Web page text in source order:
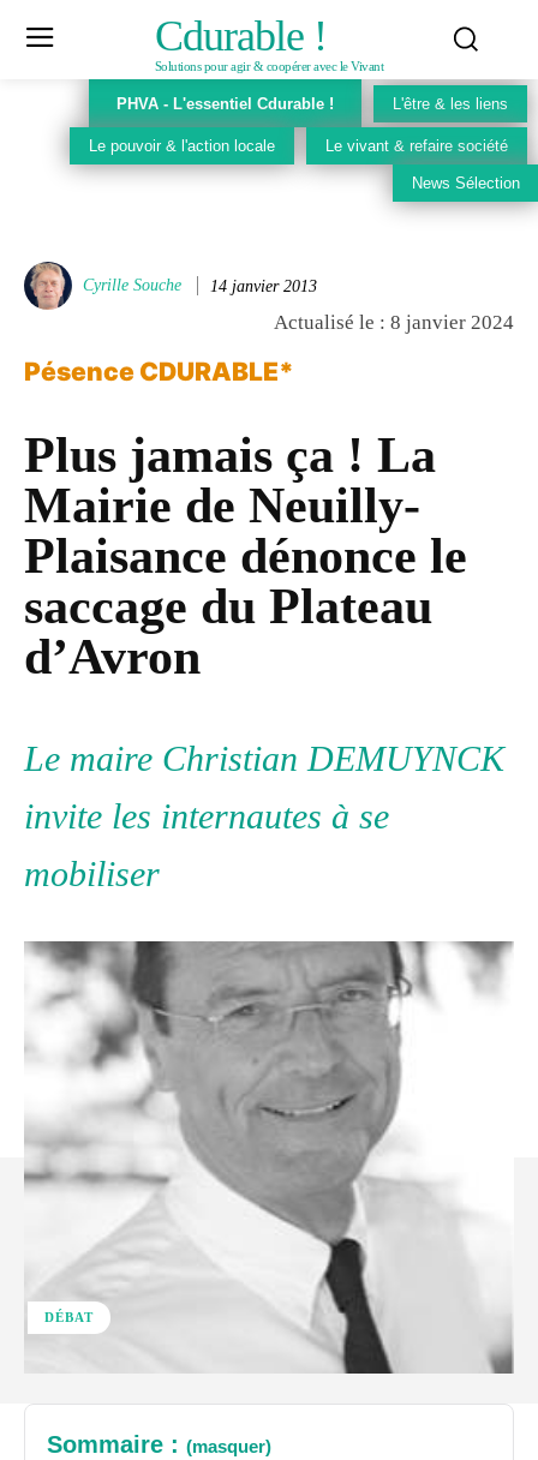
Cdurable !
Solutions pour agir & coopérer avec le Vivant
PHVA - L'essentiel Cdurable ! L'être & les liens
Le pouvoir & l'action locale Le vivant & refaire société
News Sélection
Cyrille Souche 14 janvier 2013
Actualisé le : 8 janvier 2024
Pésence CDURABLE*
Plus jamais ça ! La
Mairie de Neuilly-
Plaisance dénonce le
saccage du Plateau
d’Avron
Le maire Christian DEMUYNCK
invite les internautes à se
mobiliser
DÉBAT
Sommaire : (masquer)